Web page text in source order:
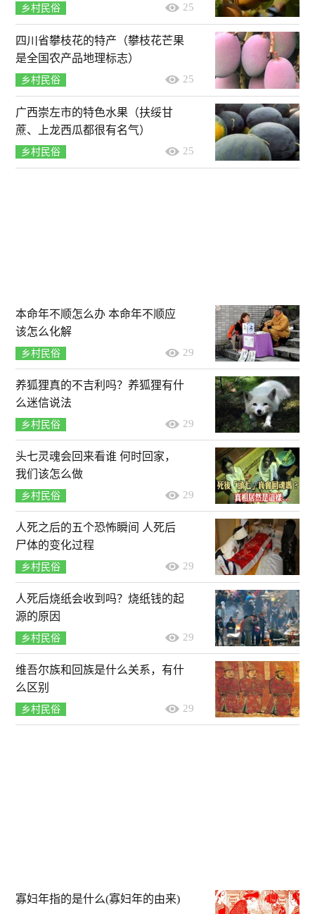
乡村民俗 25
四川省攀枝花的特产（攀枝花芒果
是全国农产品地理标志）
乡村民俗 25
广西崇左市的特色水果（扶绥甘
蔗、上龙西瓜都很有名气）
乡村民俗 25
本命年不顺怎么办 本命年不顺应
该怎么化解
乡村民俗 29
养狐狸真的不吉利吗？养狐狸有什
么迷信说法
乡村民俗 29
头七灵魂会回来看谁 何时回家，
我们该怎么做
乡村民俗 29
人死之后的五个恐怖瞬间 人死后
尸体的变化过程
乡村民俗 29
人死后烧纸会收到吗？烧纸钱的起
源的原因
乡村民俗 29
维吾尔族和回族是什么关系，有什
么区别
乡村民俗 29
寡妇年指的是什么(寡妇年的由来)